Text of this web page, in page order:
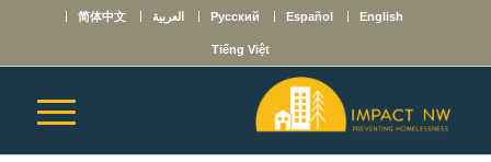
English
Español
Русский العربية 简体中文
Tiếng Việt